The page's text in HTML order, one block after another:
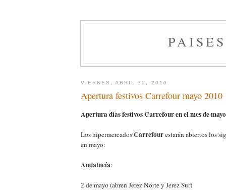
VIERNES, ABRIL 30, 2010
Apertura festivos Carrefour mayo 2010
Apertura días festivos Carrefour en el mes de
Los hipermercadosCarrefourestarán abiertos los
en mayo:
Andalucía:
2 de mayo (abren Jerez Norte y Jerez Sur)